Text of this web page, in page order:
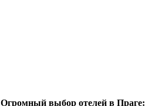
Огромный выбор отелей в Праге: